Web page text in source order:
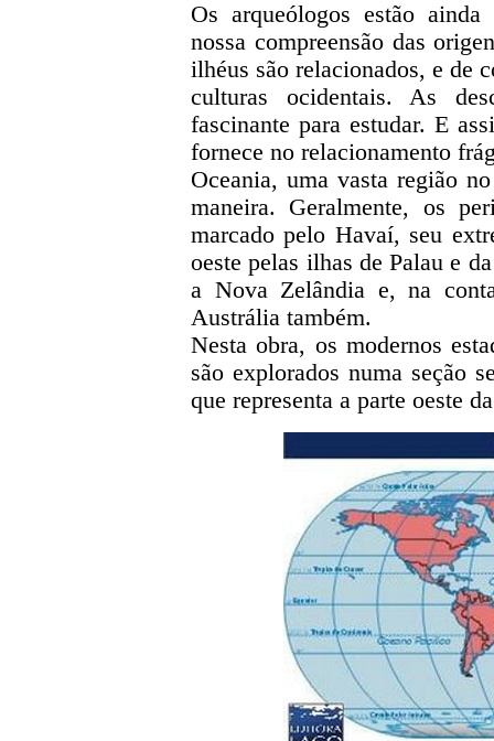
Os arqueólogos estão
nossa compreensão das
ilhéus são relacionados, e de
culturas ocidentais. As
fascinante para estudar. E
fornece no relacionamento
Oceania, uma vasta região
maneira. Geralmente, os
marcado pelo Havaí, seu
oeste pelas ilhas de Palau e
a Nova Zelândia e, na
Austrália também.
Nesta obra, os modernos
são explorados numa seção
que representa a parte oeste